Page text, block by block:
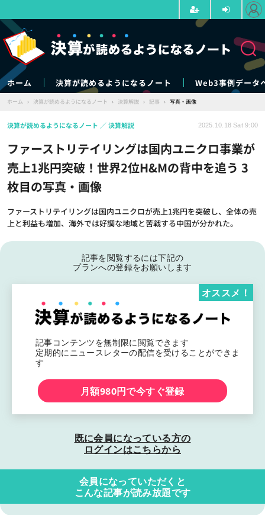
ホーム 決算が読めるようになるノート Web3事例データ
ホーム › 決算が読めるようになるノート › 決算解説 › 記事 › 写真・画像
ファーストリテイリングは国内ユニクロ事業が
売上1兆円突破！世界2位H&Mの背中を追う 3
枚目の写真・画像
ファーストリテイリングは国内ユニクロが売上1兆円を突破し、全体の売
上と利益も増加、海外では好調な地域と苦戦する中国が分かれた。
決算が読めるようになるノート 決算解説 2025.10.18 Sat 9:00
記事を閲覧するには下記の
プランへの登録をお願いします
記事コンテンツを無制限に閲覧できます
定期的にニュースレターの配信を受けることができま
す
オススメ！
月額980円で今すぐ登録
既に会員になっている方の
ログインはこちらから
会員になっていただくと
こんな記事が読み放題です